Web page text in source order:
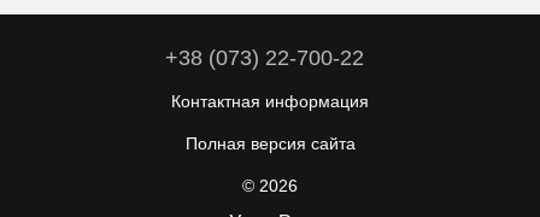
+38 (073) 22-700-22
Контактная информация
Полная версия сайта
© 2026